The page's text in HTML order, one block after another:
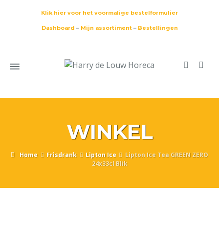
Klik hier voor het voormalige bestelformulier
Dashboard – Mijn assortiment– Bestellingen
WINKEL
Home Frisdrank Lipton Ice
Lipton Ice Tea GREEN ZERO
24x33cl Blik